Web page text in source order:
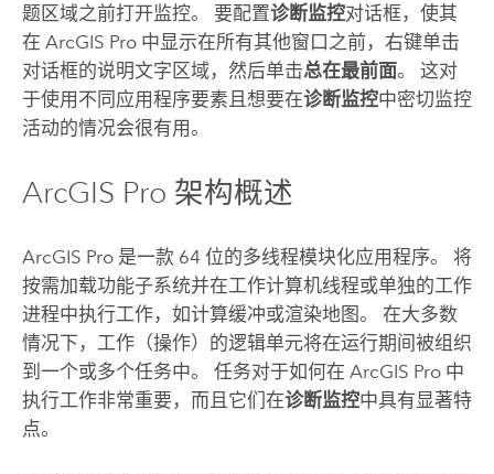
题区域之前打开监控。 要配置诊断监控对话框，使其
在 ArcGIS Pro中显示在所有其他窗口之前，右键单击
对话框的说明文字区域，然后单击总在最前面。 这对
于使用不同应用程序要素且想要在诊断监控中密切监控
活动的情况会很有用。
ArcGIS Pro 架构概述
ArcGIS Pro是一款 64 位的多线程模块化应用程序。 将
按需加载功能子系统并在工作计算机线程或单独的工作
进程中执行工作，如计算缓冲或渲染地图。 在大多数
情况下，工作（操作）的逻辑单元将在运行期间被组织
到一个或多个任务中。 任务对于如何在 ArcGIS Pro中
执行工作非常重要，而且它们在诊断监控中具有显著特
点。